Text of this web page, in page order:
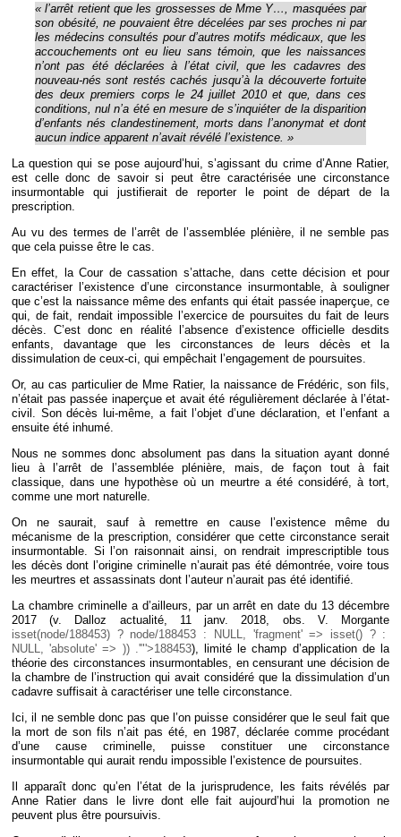
« l’arrêt retient que les grossesses de Mme Y…, masquées par
son obésité, ne pouvaient être décelées par ses proches ni par
les médecins consultés pour d’autres motifs médicaux, que les
accouchements ont eu lieu sans témoin, que les naissances
n’ont pas été déclarées à l’état civil, que les cadavres des
nouveau-nés sont restés cachés jusqu’à la découverte fortuite
des deux premiers corps le 24 juillet 2010 et que, dans ces
conditions, nul n’a été en mesure de s’inquiéter de la disparition
d’enfants nés clandestinement, morts dans l’anonymat et dont
aucun indice apparent n’avait révélé l’existence. »
La question qui se pose aujourd’hui, s’agissant du crime d’Anne Ratier,
est celle donc de savoir si peut être caractérisée une circonstance
insurmontable qui justifierait de reporter le point de départ de la
prescription.
Au vu des termes de l’arrêt de l’assemblée plénière, il ne semble pas
que cela puisse être le cas.
En effet, la Cour de cassation s’attache, dans cette décision et pour
caractériser l’existence d’une circonstance insurmontable, à souligner
que c’est la naissance même des enfants qui était passée inaperçue, ce
qui, de fait, rendait impossible l’exercice de poursuites du fait de leurs
décès. C’est donc en réalité l’absence d’existence officielle desdits
enfants, davantage que les circonstances de leurs décès et la
dissimulation de ceux-ci, qui empêchait l’engagement de poursuites.
Or, au cas particulier de Mme Ratier, la naissance de Frédéric, son fils,
n’était pas passée inaperçue et avait été régulièrement déclarée à l’état-
civil. Son décès lui-même, a fait l’objet d’une déclaration, et l’enfant a
ensuite été inhumé.
Nous ne sommes donc absolument pas dans la situation ayant donné
lieu à l’arrêt de l’assemblée plénière, mais, de façon tout à fait
classique, dans une hypothèse où un meurtre a été considéré, à tort,
comme une mort naturelle.
On ne saurait, sauf à remettre en cause l’existence même du
mécanisme de la prescription, considérer que cette circonstance serait
insurmontable. Si l’on raisonnait ainsi, on rendrait imprescriptible tous
les décès dont l’origine criminelle n’aurait pas été démontrée, voire tous
les meurtres et assassinats dont l’auteur n’aurait pas été identifié.
La chambre criminelle a d’ailleurs, par un arrêt en date du 13 décembre
2017 (v. Dalloz actualité, 11 janv. 2018, obs. V. Morgante
isset(node/188453) ? node/188453 : NULL, 'fragment' => isset() ? :
NULL, 'absolute' => )) .'"'>188453), limité le champ d’application de la
théorie des circonstances insurmontables, en censurant une décision de
la chambre de l’instruction qui avait considéré que la dissimulation d’un
cadavre suffisait à caractériser une telle circonstance.
Ici, il ne semble donc pas que l’on puisse considérer que le seul fait que
la mort de son fils n’ait pas été, en 1987, déclarée comme procédant
d’une cause criminelle, puisse constituer une circonstance
insurmontable qui aurait rendu impossible l’existence de poursuites.
Il apparaît donc qu’en l’état de la jurisprudence, les faits révélés par
Anne Ratier dans le livre dont elle fait aujourd’hui la promotion ne
peuvent plus être poursuivis.